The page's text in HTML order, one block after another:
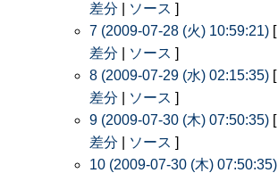
差分
ソース ]
7 (2009-07-28 (火) 10:59:21) [
差分
ソース ]
8 (2009-07-29 (水) 02:15:35) [
差分
ソース ]
9 (2009-07-30 (木) 07:50:35) [
差分
ソース ]
10 (2009-07-30 (木) 07:50:35)